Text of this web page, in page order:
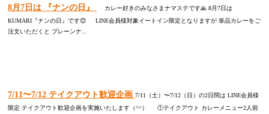
8月7日は 『ナンの日』
カレー好きのみなさまナマステです🙏 8月7日は
KUMARI『ナンの日』です😊 LINE会員様対象イートイン限定となりますが 単品カレーをご
注文いただくと プレーンナ...
7/11〜7/12 テイクアウト歓迎企画 7/11（土）〜7/12（日）の2日間は LINE会員様
限定 テイクアウト歓迎企画を実施いたします（^^） ①テイクアウト カレーメニュー2人前